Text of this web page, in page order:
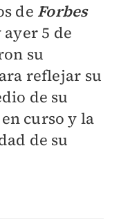
de Forbes
5 de
su
reflejar su
de su
en curso y la
de su